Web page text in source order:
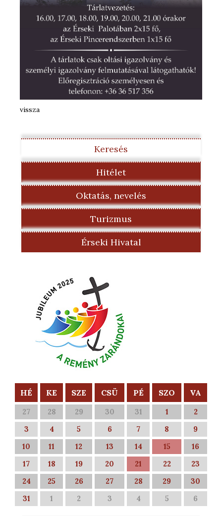
vissza
Keresés
Hitélet
Oktatás, nevelés
Turizmus
Érseki Hivatal
HÉ KE SZE CSÜ PÉ SZO VA
27 28 29 30 31 1
2
3
4 5 6 7 8
9
10
11 12 13 14 15
16
17
18 19 20 21 22
23
24
25 26 27 28 29
30
31
1 2 3 4 5 6